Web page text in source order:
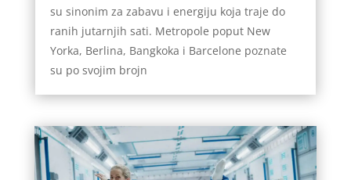
su sinonim za zabavu i energiju koja traje do
ranih jutarnjih sati. Metropole poput New
Yorka, Berlina, Bangkoka i Barcelone poznate
su po svojim brojn